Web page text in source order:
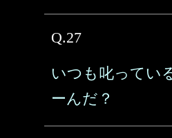
Q.27
いつも叱ってい
ーんだ？